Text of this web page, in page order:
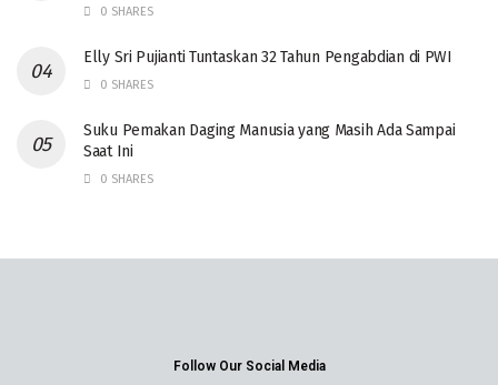
0 SHARES
Elly Sri Pujianti Tuntaskan 32 Tahun Pengabdian di PWI
0 SHARES
‎Suku Pemakan Daging Manusia yang Masih Ada Sampai
Saat Ini
0 SHARES
Follow Our Social Media